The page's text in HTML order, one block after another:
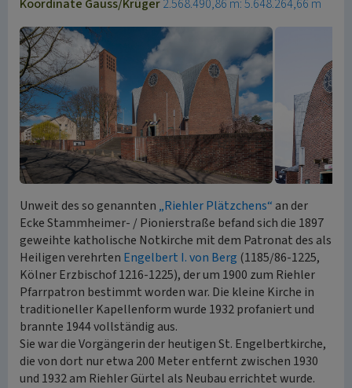
Koordinate Gauss/Krüger2.568.490,86 m: 5.648.264,66 m
Unweit des so genannten „Riehler Plätzchens“ an der
Ecke Stammheimer- / Pionierstraße befand sich die 1897
geweihte katholische Notkirche mit dem Patronat des als
Heiligen verehrten Engelbert I. von Berg (1185/86-1225,
Kölner Erzbischof 1216-1225), der um 1900 zum Riehler
Pfarrpatron bestimmt worden war. Die kleine Kirche in
traditioneller Kapellenform wurde 1932 profaniert und
brannte 1944 vollständig aus.
Sie war die Vorgängerin der heutigen St. Engelbertkirche,
die von dort nur etwa 200 Meter entfernt zwischen 1930
und 1932 am Riehler Gürtel als Neubau errichtet wurde.